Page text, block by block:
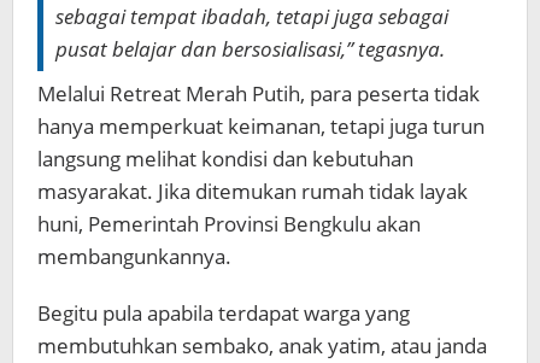
sebagai tempat ibadah, tetapi juga sebagai
pusat belajar dan bersosialisasi,” tegasnya.
Melalui Retreat Merah Putih, para peserta tidak
hanya memperkuat keimanan, tetapi juga turun
langsung melihat kondisi dan kebutuhan
masyarakat. Jika ditemukan rumah tidak layak
huni, Pemerintah Provinsi Bengkulu akan
membangunkannya.
Begitu pula apabila terdapat warga yang
membutuhkan sembako, anak yatim, atau janda